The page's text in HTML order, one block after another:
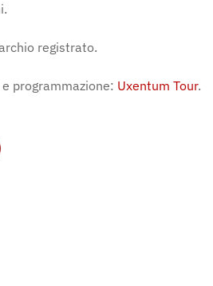
registrato.
programmazione: Uxentum Tour.